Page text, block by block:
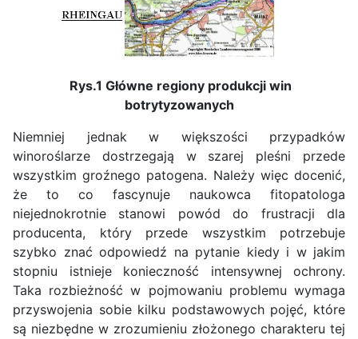
Rys.1 Główne regiony produkcji win
botrytyzowanych
Niemniej jednak w większości przypadków
winoroślarze dostrzegają w szarej pleśni przede
wszystkim groźnego patogena. Należy więc docenić,
że to co fascynuje naukowca fitopatologa
niejednokrotnie stanowi powód do frustracji dla
producenta, który przede wszystkim potrzebuje
szybko znać odpowiedź na pytanie kiedy i w jakim
stopniu istnieje konieczność intensywnej ochrony.
Taka rozbieżność w pojmowaniu problemu wymaga
przyswojenia sobie kilku podstawowych pojęć, które
są niezbędne w zrozumieniu złożonego charakteru tej